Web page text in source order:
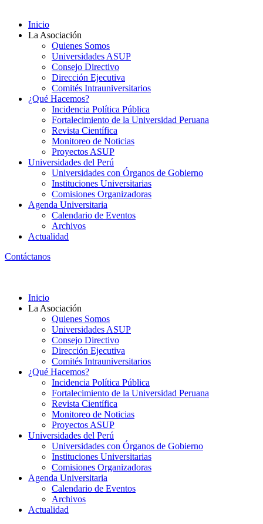
Inicio
La Asociación
Quienes Somos
Universidades ASUP
Consejo Directivo
Dirección Ejecutiva
Comités Intrauniversitarios
¿Qué Hacemos?
Incidencia Política Pública
Fortalecimiento de la Universidad Peruana
Revista Científica
Monitoreo de Noticias
Proyectos ASUP
Universidades del Perú
Universidades con Órganos de Gobierno
Instituciones Universitarias
Comisiones Organizadoras
Agenda Universitaria
Calendario de Eventos
Archivos
Actualidad
Contáctanos
Inicio
La Asociación
Quienes Somos
Universidades ASUP
Consejo Directivo
Dirección Ejecutiva
Comités Intrauniversitarios
¿Qué Hacemos?
Incidencia Política Pública
Fortalecimiento de la Universidad Peruana
Revista Científica
Monitoreo de Noticias
Proyectos ASUP
Universidades del Perú
Universidades con Órganos de Gobierno
Instituciones Universitarias
Comisiones Organizadoras
Agenda Universitaria
Calendario de Eventos
Archivos
Actualidad